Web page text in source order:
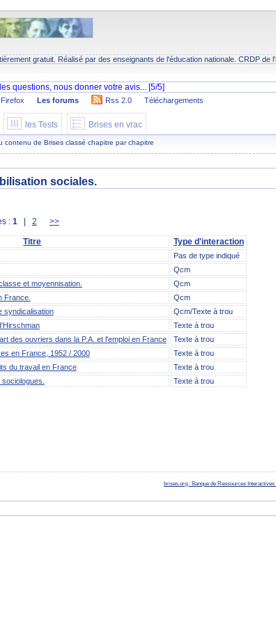
gratuit. Réalisé par des enseignants de l'éducation nationale. CRDP de
Firefox Les forums Rss 2.0 Téléchargements
les Tests Brises en vrac
de Brises classé chapitre par chapitre
sociales.
: 1 2 >>
Titre
Type d'interaction
Pas de type indiqué
Qcm
et moyennisation.
Qcm
France.
Qcm
syndicalisation
Qcm/Texte à trou
Texte à trou
des ouvriers dans la P.A. et l'emploi en France
Texte à trou
en France, 1952 / 2000
Texte à trou
du travail en France
Texte à trou
Texte à trou
brises.org : Banque de Ressources Interactives